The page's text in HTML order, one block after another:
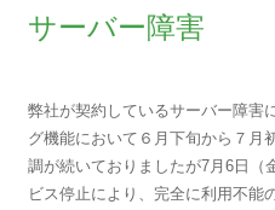
サーバー障害
弊社が契約しているサーバー障害
グ機能において６月下旬から７月
調が続いておりましたが7月6日（
ビス停止により、完全に利用不能